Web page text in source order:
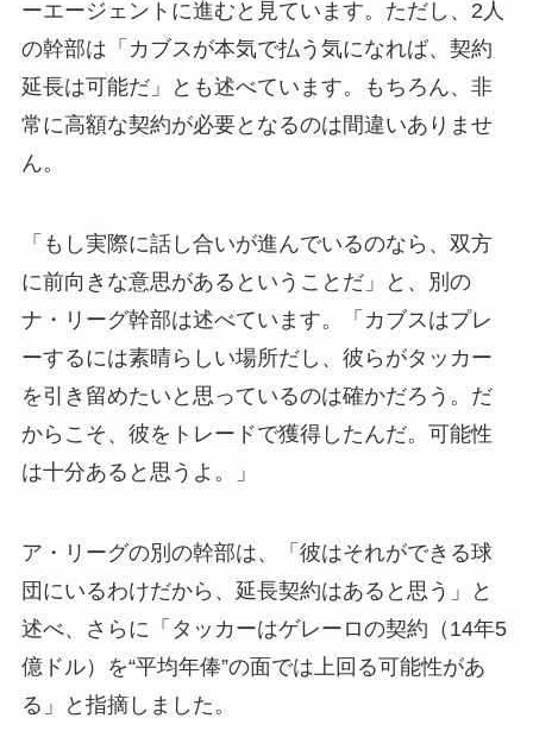
ーエージェントに進むと見ています。ただし、2人
の幹部は「カブスが本気で払う気になれば、契約
延長は可能だ」とも述べています。もちろん、非
常に高額な契約が必要となるのは間違いありませ
ん。
「もし実際に話し合いが進んでいるのなら、双方
に前向きな意思があるということだ」と、別の
ナ・リーグ幹部は述べています。「カブスはプレ
ーするには素晴らしい場所だし、彼らがタッカー
を引き留めたいと思っているのは確かだろう。だ
からこそ、彼をトレードで獲得したんだ。可能性
は十分あると思うよ。」
ア・リーグの別の幹部は、「彼はそれができる球
団にいるわけだから、延長契約はあると思う」と
述べ、さらに「タッカーはゲレーロの契約（14年5
億ドル）を“平均年俸”の面では上回る可能性があ
る」と指摘しました。